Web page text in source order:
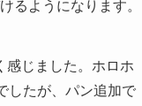
るようになります。
感じました。ホロホ
したが、パン追加で